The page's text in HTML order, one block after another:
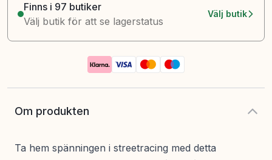
Finns i 97 butiker
Välj butik för att se lagerstatus
Välj butik
Om produkten
Ta hem spänningen i streetracing med detta